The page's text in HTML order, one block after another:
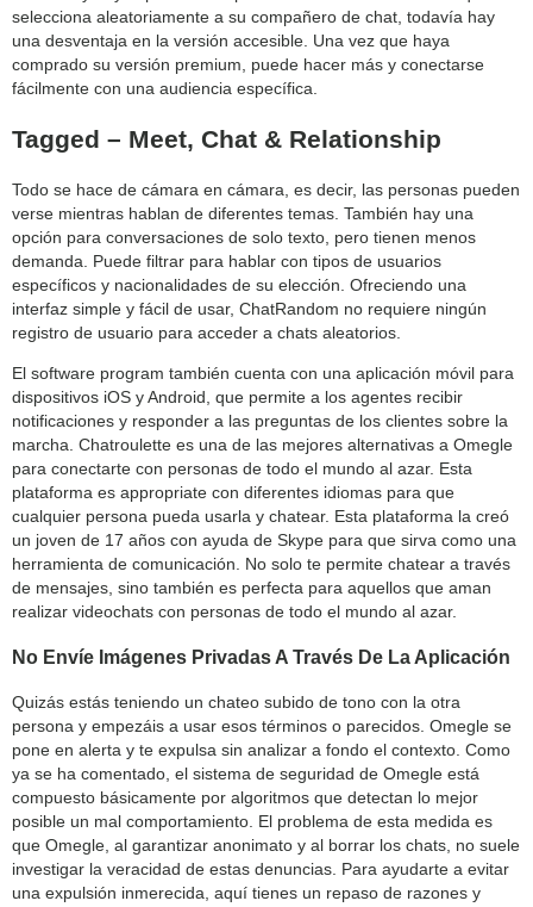
selecciona aleatoriamente a su compañero de chat, todavía hay
una desventaja en la versión accesible. Una vez que haya
comprado su versión premium, puede hacer más y conectarse
fácilmente con una audiencia específica.
Tagged – Meet, Chat & Relationship
Todo se hace de cámara en cámara, es decir, las personas pueden
verse mientras hablan de diferentes temas. También hay una
opción para conversaciones de solo texto, pero tienen menos
demanda. Puede filtrar para hablar con tipos de usuarios
específicos y nacionalidades de su elección. Ofreciendo una
interfaz simple y fácil de usar, ChatRandom no requiere ningún
registro de usuario para acceder a chats aleatorios.
El software program también cuenta con una aplicación móvil para
dispositivos iOS y Android, que permite a los agentes recibir
notificaciones y responder a las preguntas de los clientes sobre la
marcha. Chatroulette es una de las mejores alternativas a Omegle
para conectarte con personas de todo el mundo al azar. Esta
plataforma es appropriate con diferentes idiomas para que
cualquier persona pueda usarla y chatear. Esta plataforma la creó
un joven de 17 años con ayuda de Skype para que sirva como una
herramienta de comunicación. No solo te permite chatear a través
de mensajes, sino también es perfecta para aquellos que aman
realizar videochats con personas de todo el mundo al azar.
No Envíe Imágenes Privadas A Través De La Aplicación
Quizás estás teniendo un chateo subido de tono con la otra
persona y empezáis a usar esos términos o parecidos. Omegle se
pone en alerta y te expulsa sin analizar a fondo el contexto. Como
ya se ha comentado, el sistema de seguridad de Omegle está
compuesto básicamente por algoritmos que detectan lo mejor
posible un mal comportamiento. El problema de esta medida es
que Omegle, al garantizar anonimato y al borrar los chats, no suele
investigar la veracidad de estas denuncias. Para ayudarte a evitar
una expulsión inmerecida, aquí tienes un repaso de razones y